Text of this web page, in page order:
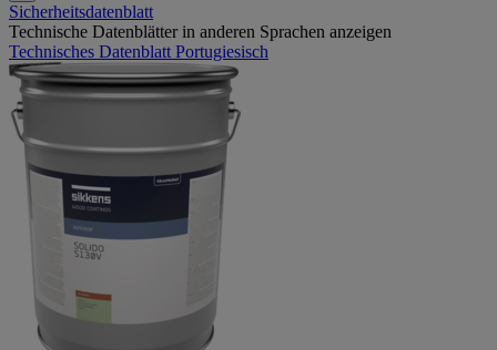
Sicherheitsdatenblatt
Technische Datenblätter in anderen Sprachen anzeigen
Technisches Datenblatt Portugiesisch